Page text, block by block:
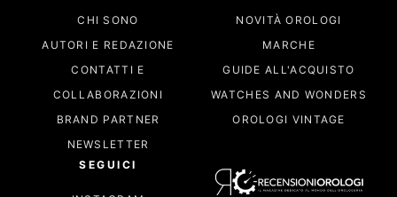
CHI SONO
AUTORI E REDAZIONE
CONTATTI E
COLLABORAZIONI
BRAND PARTNER
NEWSLETTER
NOVITÀ OROLOGI
MARCHE
GUIDE ALL'ACQUISTO
WATCHES AND WONDERS
OROLOGI VINTAGE
SEGUICI